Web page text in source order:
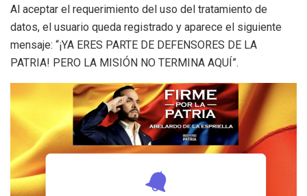
Al aceptar el requerimiento del uso del tratamiento de
datos, el usuario queda registrado y aparece el siguiente
mensaje: “¡YA ERES PARTE DE DEFENSORES DE LA
PATRIA! PERO LA MISIÓN NO TERMINA AQUÍ”.